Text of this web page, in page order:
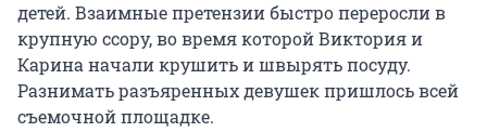
детей. Взаимные претензии быстро переросли в
крупную ссору, во время которой Виктория и
Карина начали крушить и швырять посуду.
Разнимать разъяренных девушек пришлось всей
съемочной площадке.